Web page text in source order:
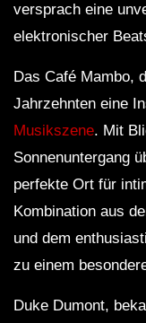
versprach eine
elektronischer
Das Café Mambo,
Jahrzehnten eine
Musikszene. Mit
Sonnenuntergang
perfekte Ort für
Kombination aus
und dem
zu einem
Duke Dumont,